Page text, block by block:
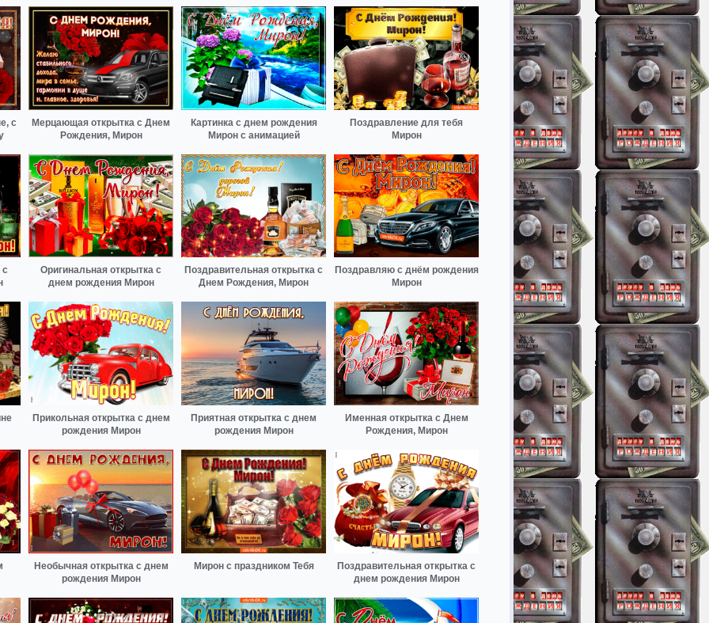
с
Мерцающая открытка с Днем
Рождения, Мирон
Картинка с днем рождения
Мирон с анимацией
Поздравление для тебя
Мирон
с
Оригинальная открытка с
днем рождения Мирон
Поздравительная открытка с
Днем Рождения, Мирон
Поздравляю с днём рождения
Мирон
Прикольная открытка с днем
рождения Мирон
Приятная открытка с днем
рождения Мирон
Именная открытка с Днем
Рождения, Мирон
Необычная открытка с днем
рождения Мирон
Мирон с праздником Тебя
Поздравительная открытка с
днем рождения Мирон